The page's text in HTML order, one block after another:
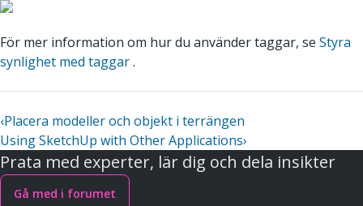
För mer information om hur du använder taggar, se Styra
synlighet med taggar.
‹Placera modeller och objekt i terrängen
Using SketchUp with Other Applications›
Prata med experter, lär dig och dela insikter
Gå med i forumet